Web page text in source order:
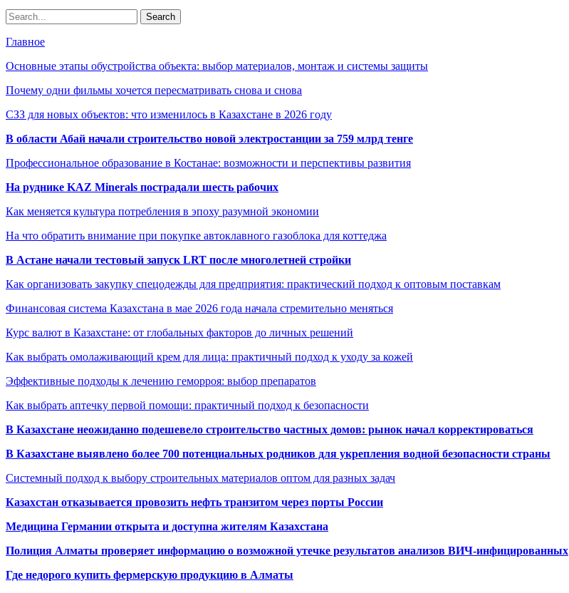
Главное
Основные этапы обустройства объекта: выбор материалов, монтаж и системы защиты
Почему одни фильмы хочется пересматривать снова и снова
СЗЗ для новых объектов: что изменилось в Казахстане в 2026 году
В области Абай начали строительство новой электростанции за 759 млрд тенге
Профессиональное образование в Костанае: возможности и перспективы развития
На руднике KAZ Minerals пострадали шесть рабочих
Как меняется культура потребления в эпоху разумной экономии
На что обратить внимание при покупке автоклавного газоблока для коттеджа
В Астане начали тестовый запуск LRT после многолетней стройки
Как организовать закупку спецодежды для предприятия: практический подход к оптовым поставкам
Финансовая система Казахстана в мае 2026 года начала стремительно меняться
Курс валют в Казахстане: от глобальных факторов до личных решений
Как выбрать омолаживающий крем для лица: практичный подход к уходу за кожей
Эффективные подходы к лечению геморроя: выбор препаратов
Как выбрать аптечку первой помощи: практичный подход к безопасности
В Казахстане неожиданно подешевело строительство частных домов: рынок начал корректироваться
В Казахстане выявлено более 700 потенциальных родников для укрепления водной безопасности страны
Системный подход к выбору строительных материалов оптом для разных задач
Казахстан отказывается провозить нефть транзитом через порты России
Медицина Германии открыта и доступна жителям Казахстана
Полиция Алматы проверяет информацию о возможной утечке результатов анализов ВИЧ-инфицированных
Где недорого купить фермерскую продукцию в Алматы